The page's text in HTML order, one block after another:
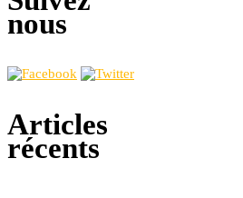
nous
Articles
récents